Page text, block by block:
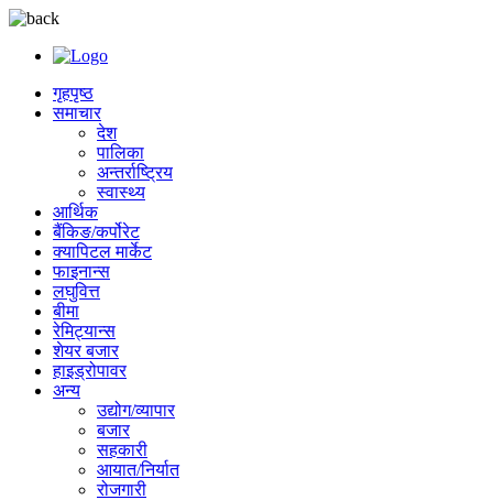
गृहपृष्ठ
समाचार
देश
पालिका
अन्तर्राष्ट्रिय
स्वास्थ्य
आर्थिक
बैंकिङ/कर्पोरेट
क्यापिटल मार्केट
फाइनान्स
लघुवित्त
बीमा
रेमिट्यान्स
शेयर बजार
हाइड्रोपावर
अन्य
उद्योग/व्यापार
बजार
सहकारी
आयात/निर्यात
रोजगारी